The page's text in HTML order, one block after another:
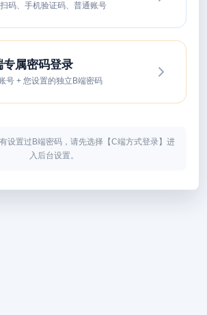
码、手机验证码、普通账号
专属密码登录
号 + 您设置的独立B端密码
设置过B端密码，请先选择【C端方式登录】进
入后台设置。